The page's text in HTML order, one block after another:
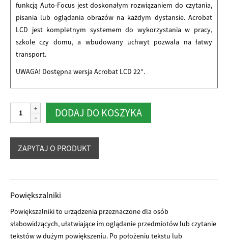
funkcją Auto-Focus jest doskonałym rozwiązaniem do czytania,
pisania lub oglądania obrazów na każdym dystansie. Acrobat
LCD jest kompletnym systemem do wykorzystania w pracy,
szkole czy domu, a wbudowany uchwyt pozwala na łatwy
transport.
UWAGA! Dostępna wersja Acrobat LCD 22″.
ilość
Acrobat
LCD
powiększalnik
DODAJ DO KOSZYKA
Powiększalniki
Powiększalniki to urządzenia przeznaczone dla osób
słabowidzących, ułatwiające im oglądanie przedmiotów lub czytanie
tekstów w dużym powiększeniu. Po położeniu tekstu lub